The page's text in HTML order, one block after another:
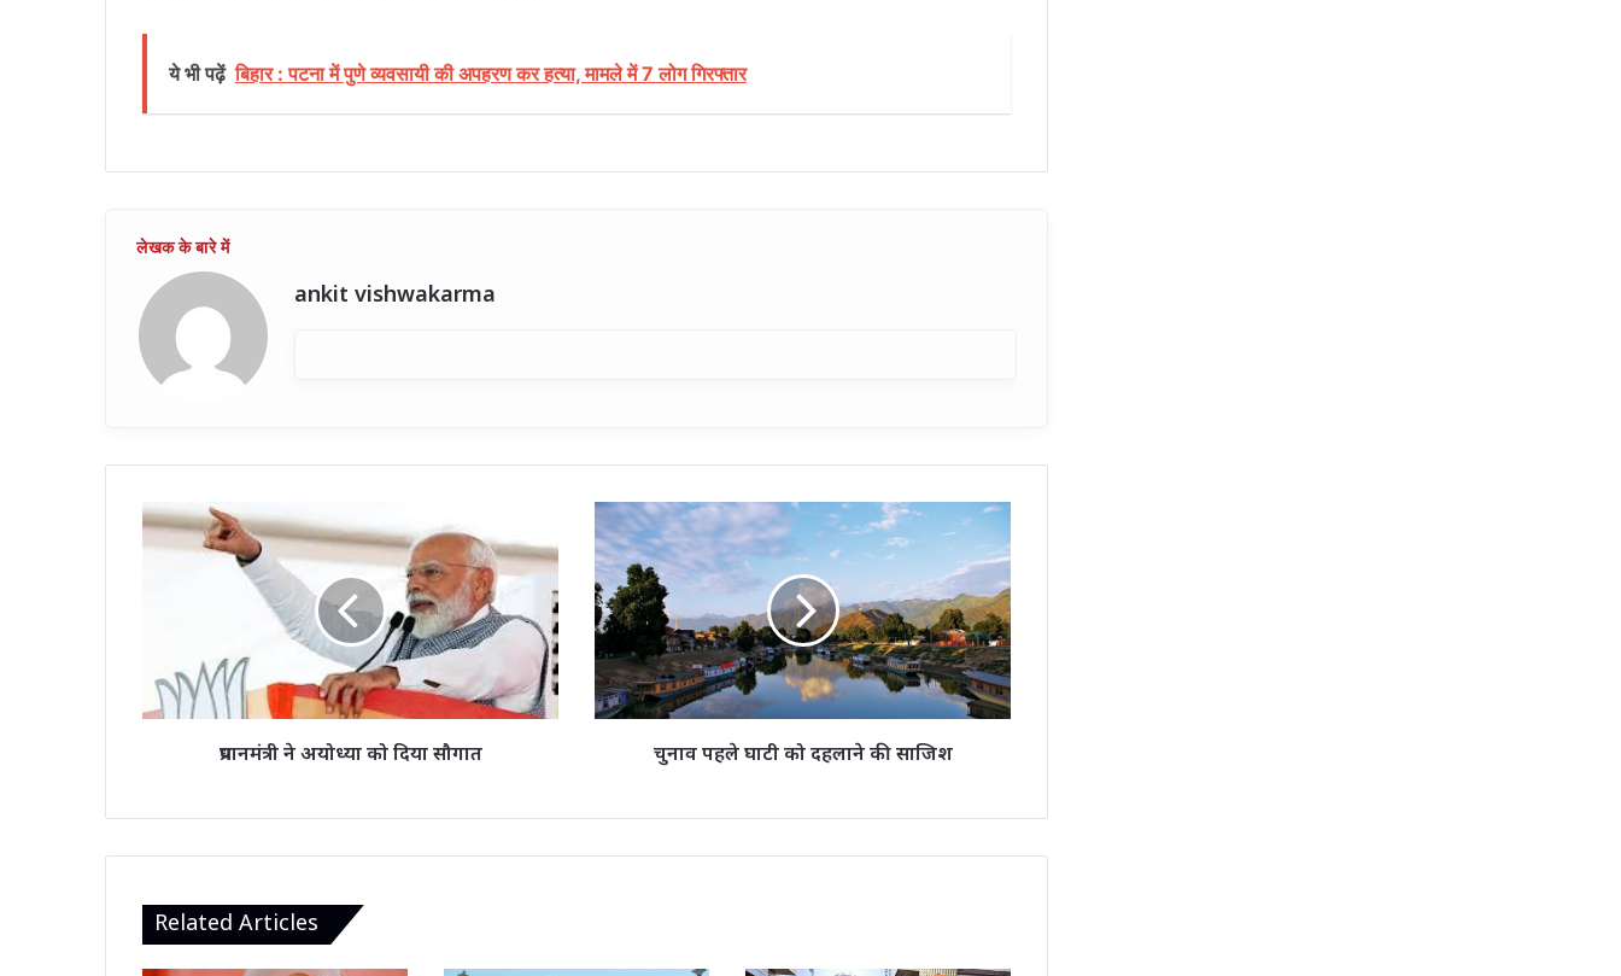
ये भी पढ़ें बिहार : पटना में पुणे व्यवसायी की अपहरण कर हत्या, मामले में 7 लोग गिरफ्तार
ankit vishwakarma
प्रधानमंत्री
प्रधानमंत्री ने अयोध्या को दिया सौगात
चुनाव
पहले
घाटी
को
दहलाने
की
साजिश
चुनाव पहले घाटी को दहलाने की साजिश
Related Articles